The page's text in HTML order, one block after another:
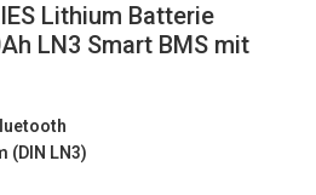
Lithium Batterie
LN3 Smart BMS mit
(DIN LN3)